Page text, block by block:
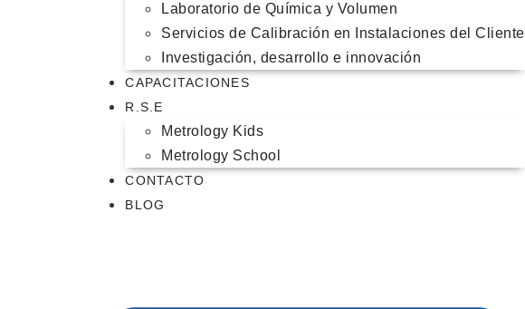
Laboratorio de Química y Volumen
Servicios de Calibración en Instalaciones del Cliente
Investigación, desarrollo e innovación
CAPACITACIONES
R.S.E
Metrology Kids
Metrology School
CONTACTO
BLOG